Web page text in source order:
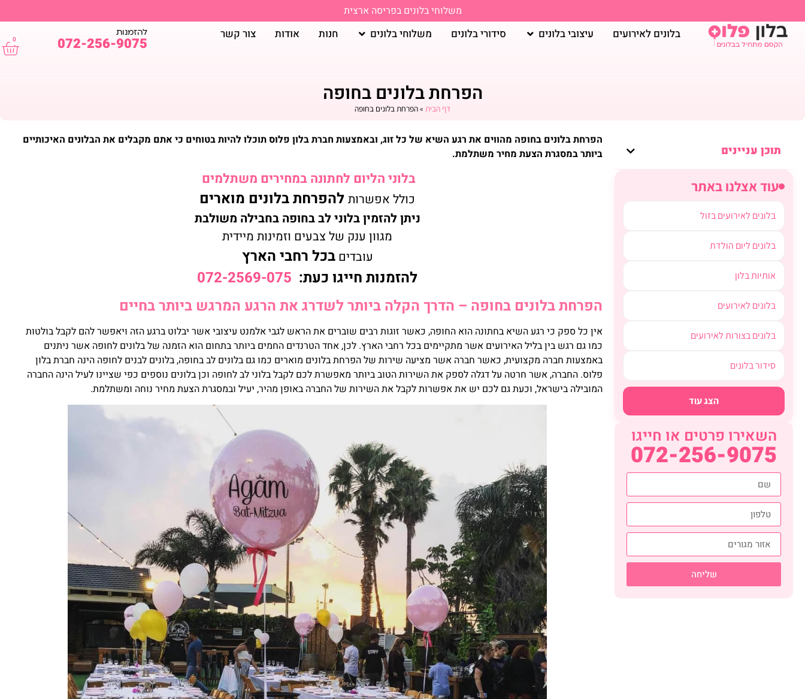
משלוחי בלונים בפריסה ארצית
בלונים לאירועים עיצובי בלונים סידורי בלונים משלוחי בלונים חנות אודות צור קשר 0
להזמנות
072-256-9075
הפרחת בלונים בחופה
דף הבית »הפרחת בלונים בחופה
תוכן עניינים
עוד אצלנו באתר
בלונים לאירועים בזול
בלונים ליום הולדת
אותיות בלון
בלונים לאירועים
בלונים בצורות לאירועים
סידור בלונים
הצג עוד
השאירו פרטים או חייגו
072-256-9075
שליחה
הפרחת בלונים בחופה מהווים את רגע השיא של כל זוג, ובאמצעות חברת בלון פלוס תוכלו להיות בטוחים כי אתם מקבלים את הבלונים האיכותיים
ביותר במסגרת הצעת מחיר משתלמת.
בלוני הליום לחתונה במחירים משתלמים
כולל אפשרותלהפרחת בלונים מוארים
ניתן להזמין בלוני לב בחופה בחבילה משולבת
מגוון ענק של צבעים וזמינות מיידית
עובדיםבכל רחבי הארץ
להזמנות חייגו כעת: 072-2569-075
הפרחת בלונים בחופה – הדרך הקלה ביותר לשדרג את הרגע המרגש ביותר בחיים
אין כל ספק כי רגע השיא בחתונה הוא החופה, כאשר זוגות רבים שוברים את הראש לגבי אלמנט עיצובי אשר יבלוט ברגע הזה ויאפשר להם לקבל בולטות
כמו גם רגש בין בליל האירועים אשר מתקיימים בכל רחבי הארץ. לכן, אחד הטרנדים החמים ביותר בתחום הוא הזמנה של בלונים לחופה אשר ניתנים
באמצעות חברה מקצועית, כאשר חברה אשר מציעה שירות של הפרחת בלונים מוארים כמו גם בלונים לב בחופה, בלונים לבנים לחופה הינה חברת בלון
פלוס. החברה, אשר חרטה על דגלה לספק את השירות הטוב ביותר מאפשרת לכם לקבל בלוני לב לחופה וכן בלונים נוספים כפי שציינו לעיל הינה החברה
המובילה בישראל, וכעת גם לכם יש את אפשרות לקבל את השירות של החברה באופן מהיר, יעיל ובמסגרת הצעת מחיר נוחה ומשתלמת.